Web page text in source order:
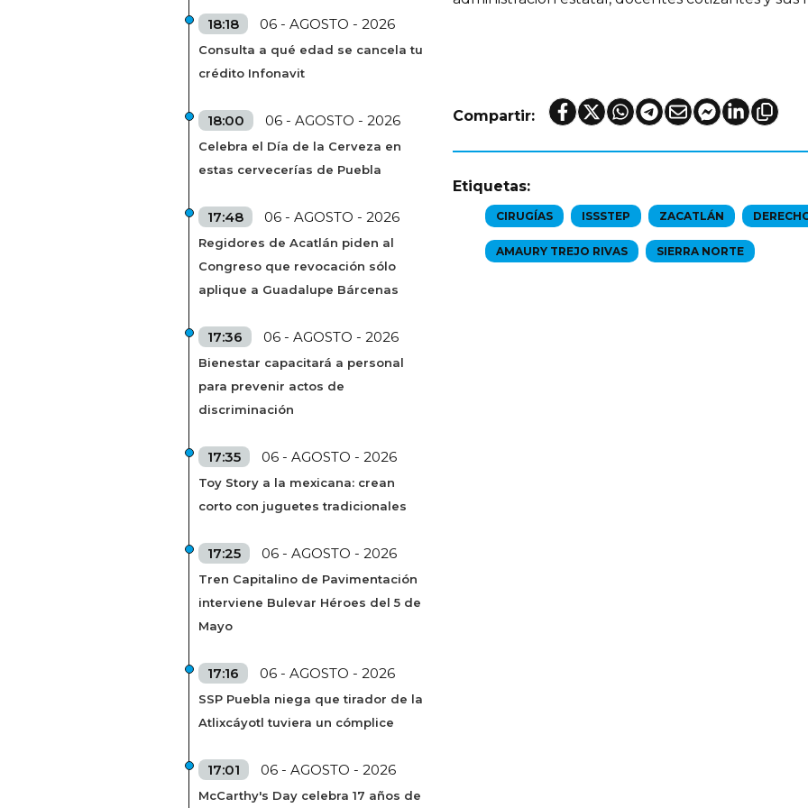
18:18 06 - AGOSTO - 2026
Consulta a qué edad se cancela tu
crédito Infonavit
18:00 06 - AGOSTO - 2026
Celebra el Día de la Cerveza en
estas cervecerías de Puebla
17:48 06 - AGOSTO - 2026
Regidores de Acatlán piden al
Congreso que revocación sólo
aplique a Guadalupe Bárcenas
17:36 06 - AGOSTO - 2026
Bienestar capacitará a personal
para prevenir actos de
discriminación
17:35 06 - AGOSTO - 2026
Toy Story a la mexicana: crean
corto con juguetes tradicionales
17:25 06 - AGOSTO - 2026
Tren Capitalino de Pavimentación
interviene Bulevar Héroes del 5 de
Mayo
17:16 06 - AGOSTO - 2026
SSP Puebla niega que tirador de la
Atlixcáyotl tuviera un cómplice
17:01 06 - AGOSTO - 2026
McCarthy's Day celebra 17 años de
Compartir:
Etiquetas:
CIRUGÍAS ISSSTEP ZACATLÁN
AMAURY TREJO RIVAS SIERRA NORTE